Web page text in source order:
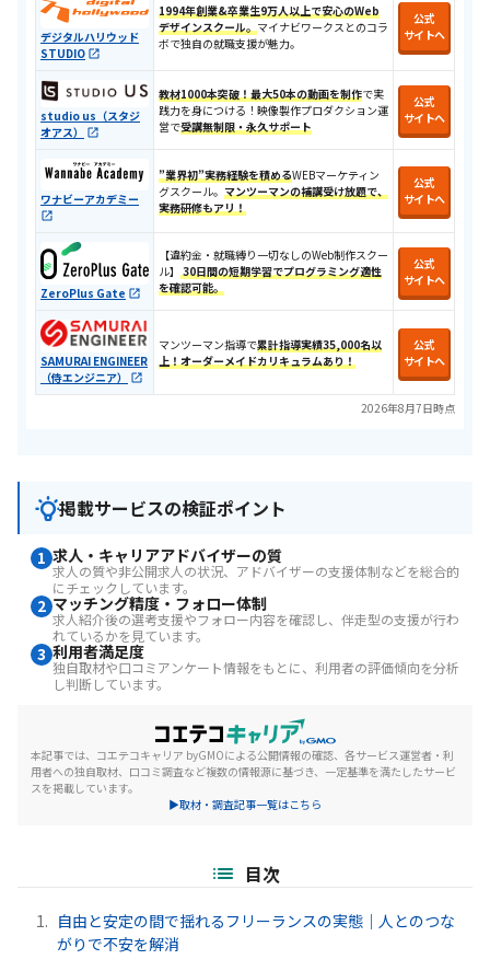
デジタルハリウッド
STUDIO
1994年創業&卒業生9万人以上で安心のWeb
デザインスクール。 マイナビワークスとのコラ
ボで独自の就職支援が魅力。
公式
サイトへ
studio us（スタジ
オアス）
教材1000本突破！ 最大50本の動画を制作で実
践力を身につける​！​映像製作プロダクション運
営で受講無制限・永久サポート
公式
サイトへ
ワナビーアカデミー
”業界初”実務経験を積めるWEBマーケティン
グスクール。 マンツーマンの補講受け放題で、
実務研修もアリ！
公式
サイトへ
ZeroPlus Gate
【違約金・就職縛り一切なしのWeb制作スクー
ル】 30日間の短期学習でプログラミング適性
を確認可能。
公式
サイトへ
SAMURAI ENGINEER
（侍エンジニア）
マンツーマン指導で累計指導実績35,000名以
上！オーダーメイドカリキュラムあり！
公式
サイトへ
2026年8月7日時点
掲載サービスの検証ポイント
1 求人・キャリアアドバイザーの質
求人の質や非公開求人の状況、アドバイザーの支援体制などを総合的
にチェックしています。
2 マッチング精度・フォロー体制
求人紹介後の選考支援やフォロー内容を確認し、伴走型の支援が行わ
れているかを見ています。
3 利用者満足度
独自取材や口コミアンケート情報をもとに、利用者の評価傾向を分析
し判断しています。
本記事では、コエテコキャリア byGMOによる公開情報の確認、各サービス運営者・利
用者への独自取材、口コミ調査など複数の情報源に基づき、一定基準を満たしたサービ
スを掲載しています。
▶取材・調査記事一覧はこちら
目次
1. 自由と安定の間で揺れるフリーランスの実態｜人とのつな
がりで不安を解消